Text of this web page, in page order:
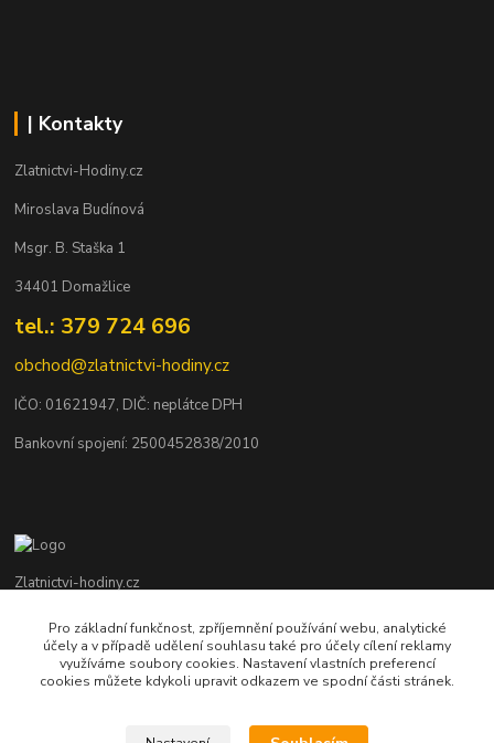
| Kontakty
Zlatnictvi-Hodiny.cz
Miroslava Budínová
Msgr. B. Staška 1
34401 Domažlice
tel.: 379 724 696
obchod@zlatnictvi-hodiny.cz
IČO: 01621947, DIČ: neplátce DPH
Bankovní spojení: 2500452838/2010
Zlatnictvi-hodiny.cz
+420 379 492 545
Po - Pá: 9,00 - 17,00 hod., So: 9,00 - 11,30 hod.
Pro základní funkčnost, zpříjemnění používání webu, analytické
účely a v případě udělení souhlasu také pro účely cílení reklamy
využíváme soubory cookies. Nastavení vlastních preferencí
cookies můžete kdykoli upravit odkazem ve spodní části stránek.